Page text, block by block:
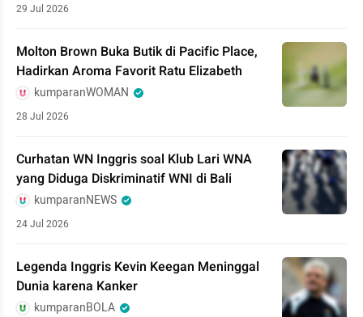
29 Jul 2026
Molton Brown Buka Butik di Pacific Place,
Hadirkan Aroma Favorit Ratu Elizabeth
kumparanWOMAN
28 Jul 2026
Curhatan WN Inggris soal Klub Lari WNA
yang Diduga Diskriminatif WNI di Bali
kumparanNEWS
24 Jul 2026
Legenda Inggris Kevin Keegan Meninggal
Dunia karena Kanker
kumparanBOLA